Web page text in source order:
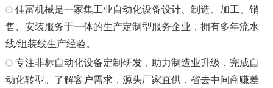
佳富机械是一家集工业自动化设备设计、制造、加工、销
售、安装服务于一体的生产定制型服务企业，拥有多年流水
线/组装线生产经验。
专注非标自动化设备定制研发，助力制造业升级，完成自
动化转型。了解客户需求，源头厂家直供，省去中间商赚差